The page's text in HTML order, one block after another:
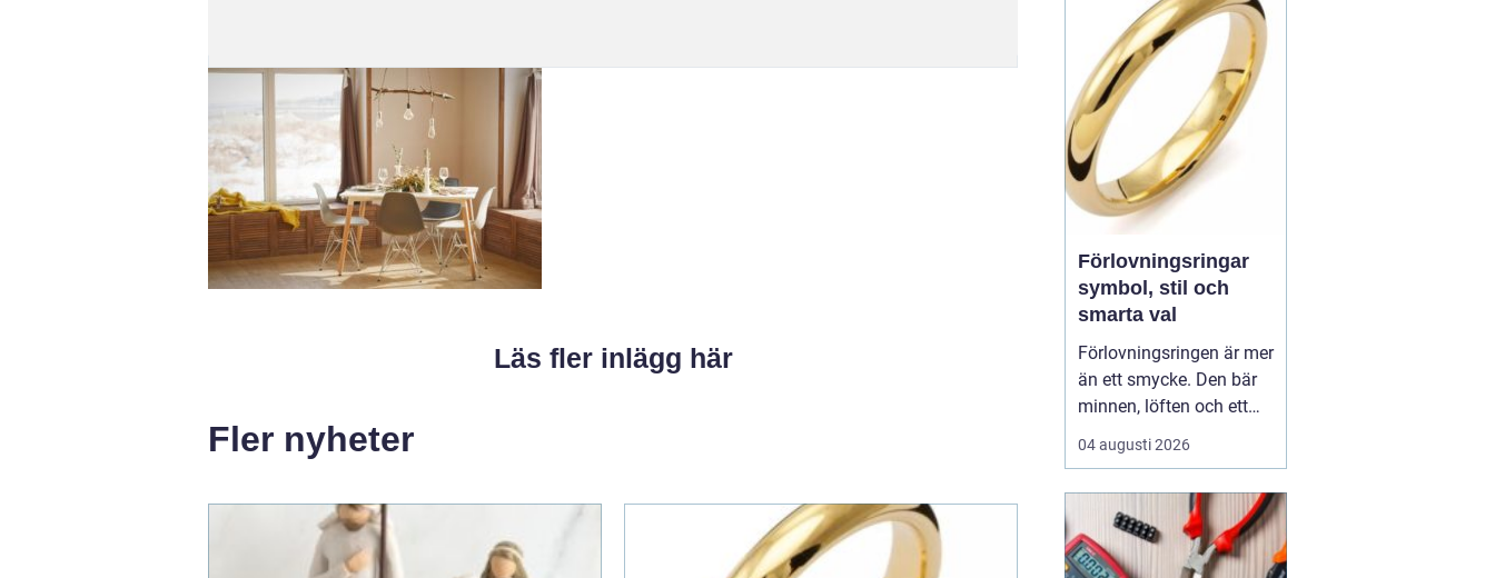
Läs fler inlägg här
Fler nyheter
kärlek, sorg, hopp och
tacksa...
Förlovningsringar
symbol, stil och
smarta val
Förlovningsringen är mer
än ett smycke. Den bär
minnen, löften och ett
vardagsliv tillsammans.
Samtidigt innebär valet
vilket material håller
bäst, hur skiljer sig olika
stilar åt och hur hittar
04 augusti 2026